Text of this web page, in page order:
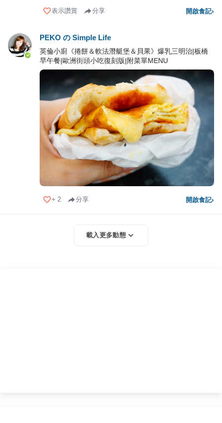
表示讚賞 分享 開啟食記›
PEKO の Simple Life
英倫小廚《捲餅＆軟法潛艇堡＆貝果》爆乳三明治|板橋
早午餐|歐洲街頭小吃復刻版|附菜單MENU
+ 2 分享 開啟食記›
載入更多動態